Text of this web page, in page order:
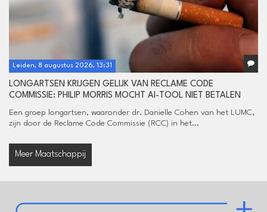
Leiden, 8 augustus 2026, 13:31
LONGARTSEN KRIJGEN GELIJK VAN RECLAME CODE
COMMISSIE: PHILIP MORRIS MOCHT AI-TOOL NIET BETALEN
Een groep longartsen, waaronder dr. Danielle Cohen van het LUMC,
zijn door de Reclame Code Commissie (RCC) in het...
Meer Maatschappij